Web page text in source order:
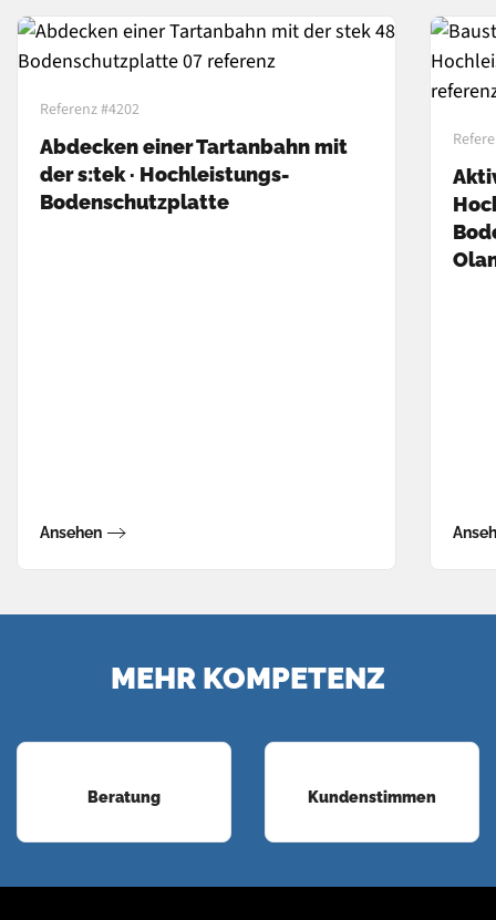
Referenz #4202
Abdecken einer Tartanbahn mit
der s:tek · Hochleistungs-
Bodenschutzplatte
Ansehen
MEHR KOMPETENZ
Beratung Kundenstimmen